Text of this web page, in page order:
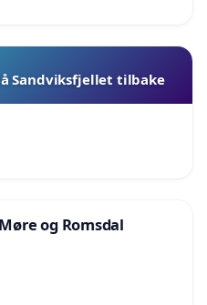
Sandviksfjellet tilbake
og Romsdal